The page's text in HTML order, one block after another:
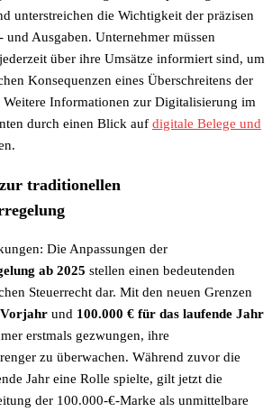
unterstreichen die Wichtigkeit der präzisen
Ausgaben. Unternehmer müssen
über ihre Umsätze informiert sind, um
Konsequenzen eines Überschreitens der
Weitere Informationen zur Digitalisierung im
durch einen Blick auf digitale Belege und
traditionellen
Die Anpassungen der
ab 2025 stellen einen bedeutenden
Steuerrecht dar. Mit den neuen Grenzen
Vorjahr und 100.000 € für das laufende Jahr
erstmals gezwungen, ihre
zu überwachen. Während zuvor die
Jahr eine Rolle spielte, gilt jetzt die
der 100.000-€-Marke als unmittelbare